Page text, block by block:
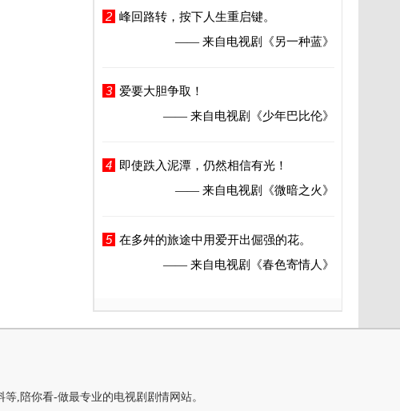
2 峰回路转，按下人生重启键。
—— 来自电视剧
《另一种蓝》
3
爱要大胆争取！
—— 来自电视剧
《少年巴比伦》
4
即使跌入泥潭，仍然相信有光！
—— 来自电视剧
《微暗之火》
5 在多舛的旅途中用爱开出倔强的花。
—— 来自电视剧
《春色寄情人》
,陪你看-做最专业的电视剧剧情网站。